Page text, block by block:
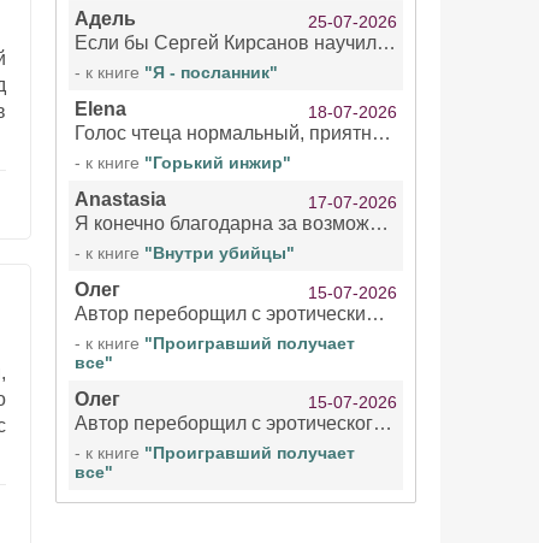
Адель 25-07-2026
Если бы Сергей Кирсанов научился не сглатывать каждые 1-2 минуты слюну, так что слышно в микрофоне и, что вызывает отвращение, то мелжно было бы слушать.
- к книге "Я - посланник"
Elena 18-07-2026
Голос чтеца нормальный, приятный тембр. Мне очень понравилось озвучивание рассказа. Очень странный отзыв Надежды. Может у неё что-то с нервами?
- к книге "Горький инжир"
Anastasia 17-07-2026
Я конечно благодарна за возможность бесплатно слушать книги даже новинки , но чтение этой книги просто ужасно
- к книге "Внутри убийцы"
Олег 15-07-2026
Автор переборщил с эротическими сценами. Похоже, с этим у него проблемы.
- к книге "Проигравший получает
все"
Олег 15-07-2026
Автор переборщил с эротического сценами. Похоже, с этим у него проблемы.
- к книге "Проигравший получает
все"